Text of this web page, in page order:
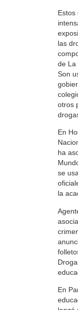
Estos
las
de La
Son
otros
En
ha
se
la
En